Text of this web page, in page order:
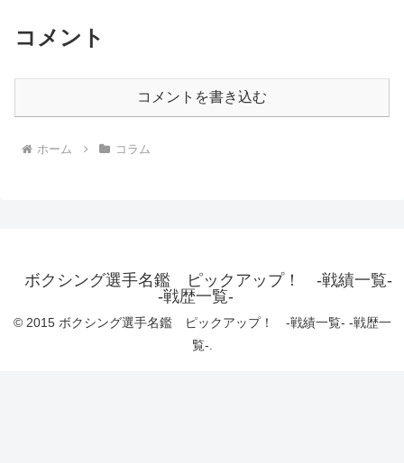
コメント
コメントを書き込む
ホーム コラム
ボクシング選手名鑑 ピックアップ！ -戦績一覧-
-戦歴一覧-
© 2015 ボクシング選手名鑑 ピックアップ！ -戦績一覧- -戦歴一
覧-.